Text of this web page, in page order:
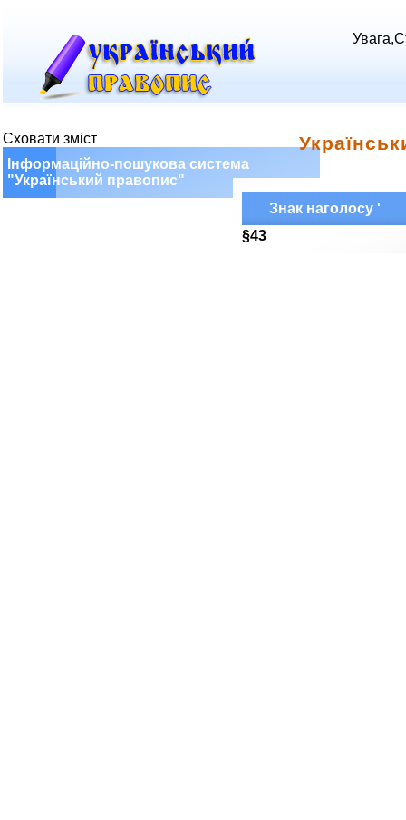
Сховати зміст
Інформаційно-пошукова система
"Український правопис"
Знак наголосу '
§43